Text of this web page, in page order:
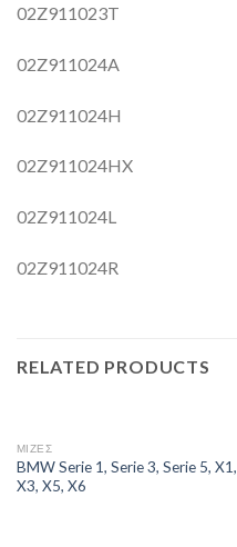
02Z911023T
02Z911024A
02Z911024H
02Z911024HX
02Z911024L
02Z911024R
RELATED PRODUCTS
ΜΙΖΕΣ
BMW Serie 1, Serie 3, Serie 5, X1,
X3, X5, X6